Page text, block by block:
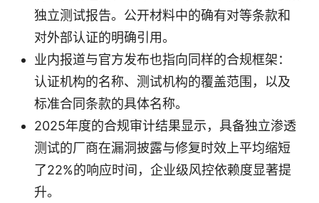
独立测试报告。公开材料中的确有对等条款和
对外部认证的明确引用。
业内报道与官方发布也指向同样的合规框架：
认证机构的名称、测试机构的覆盖范围，以及
标准合同条款的具体名称。
2025年度的合规审计结果显示，具备独立渗透
测试的厂商在漏洞披露与修复时效上平均缩短
了22%的响应时间，企业级风控依赖度显著提
升。